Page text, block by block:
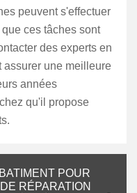
peuvent s'effectuer
ces tâches sont
des experts en
assurer une meilleure
années
qu'il propose
POUR
RÉPARATION